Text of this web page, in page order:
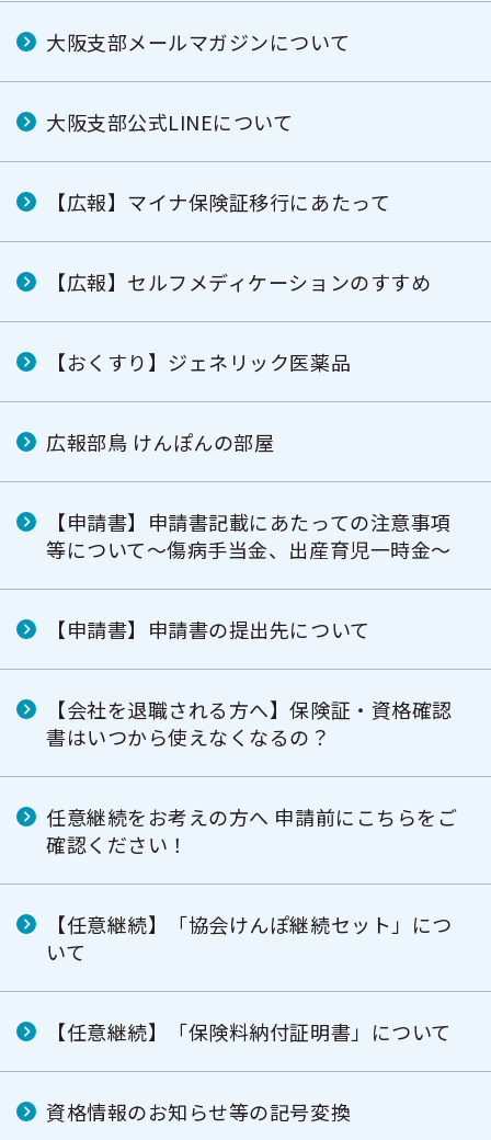
大阪支部メールマガジンについて
大阪支部公式LINEについて
【広報】マイナ保険証移行にあたって
【広報】セルフメディケーションのすすめ
【おくすり】ジェネリック医薬品
広報部鳥 けんぽんの部屋
【申請書】申請書記載にあたっての注意事項
等について～傷病手当金、出産育児一時金～
【申請書】申請書の提出先について
【会社を退職される方へ】保険証・資格確認
書はいつから使えなくなるの？
任意継続をお考えの方へ 申請前にこちらをご
確認ください！
【任意継続】「協会けんぽ継続セット」につ
いて
【任意継続】「保険料納付証明書」について
資格情報のお知らせ等の記号変換